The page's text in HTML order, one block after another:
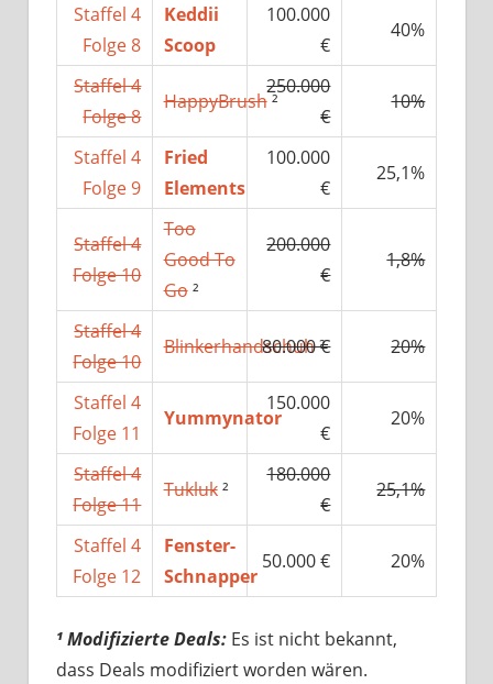
Staffel 4
Folge 8
Keddii
Scoop
100.000
€
40%
Staffel 4
Folge 8
HappyBrush²
250.000
€
10%
Staffel 4
Folge 9
Fried
Elements
100.000
€
25,1%
Staffel 4
Folge 10
Too
Good To
Go²
200.000
€
1,8%
Staffel 4
Folge 10
Blinkerhandschuh²
80.000 € 20%
Staffel 4
Folge 11
Yummynator
150.000
€
20%
Staffel 4
Folge 11
Tukluk²
180.000
€
25,1%
Staffel 4
Folge 12
Fenster-
Schnapper
50.000 € 20%
¹ Modifizierte Deals: Es ist nicht bekannt,
dass Deals modifiziert worden wären.